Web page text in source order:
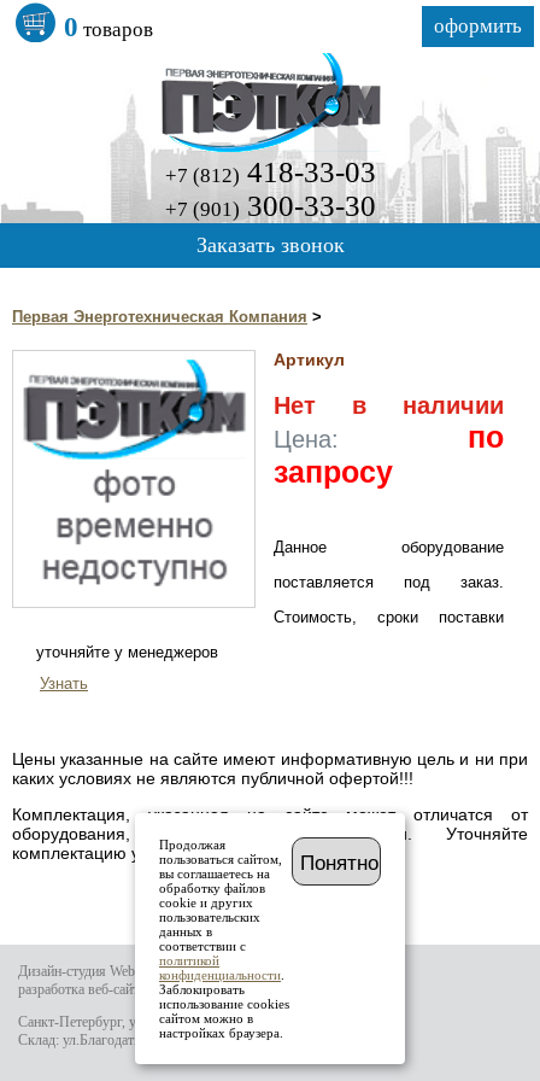
0 товаров оформить
+7 (812) 418-33-03
+7 (901) 300-33-30
Заказать звонок
Первая Энерготехническая Компания >
Артикул
Нет в наличии
Цена: по
запросу
Данное оборудование
поставляется под заказ.
Стоимость, сроки поставки
уточняйте у менеджеров
Узнать
Цены указанные на сайте имеют информативную цель и ни при
каких условиях не являются публичной офертой!!!
Комплектация, указанная на сайте может отличатся от
оборудования, имеющегося в наличии. Уточняйте
комплектацию у менеджера.
Дизайн-студия Website-it
разработка веб-сайта
Санкт-Петербург, ул.Тамбовская д.69 лит.Б
Склад: ул.Благодатная д.64
Продолжая
пользоваться сайтом,
вы соглашаетесь на
обработку файлов
cookie и других
пользовательских
данных в
соответствии с
политикой
конфиденциальности
Заблокировать
использование cookies
сайтом можно в
настройках браузера.
Понятно